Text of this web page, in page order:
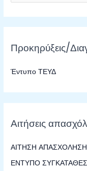
ν
α
ή
η
η
ι
α
Προκηρύξεις/
Έντυπο ΤΕΥΔ
Αιτήσεις
ΑΙΤΗΣΗ
ΕΝΤΥΠΟ